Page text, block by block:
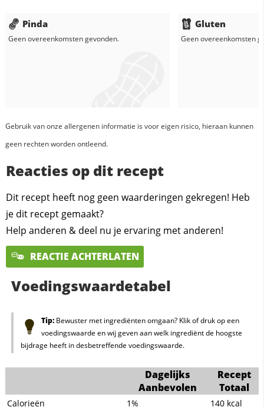
Pinda
Geen overeenkomsten gevonden.
Gluten
Geen overeenkomsten
Gebruik van onze allergenen informatie is voor eigen risico, hieraan kunnen
geen rechten worden ontleend.
Reacties op dit recept
Dit recept heeft nog geen waarderingen gekregen! Heb
je dit recept gemaakt?
Help anderen & deel nu je ervaring met anderen!
REACTIE ACHTERLATEN
Voedingswaardetabel
Tip:Bewuster met ingrediënten omgaan? Klik of druk op een
voedingswaarde en wij geven aan welk ingrediënt de hoogste
bijdrage heeft in desbetreffende voedingswaarde.
Dagelijks
Aanbevolen
Recept
Totaal
Calorieën 1% 140 kcal